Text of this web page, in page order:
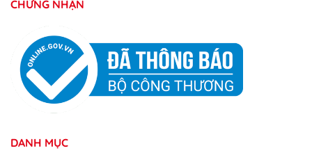
CHỨNG NHẬN
DANH MỤC